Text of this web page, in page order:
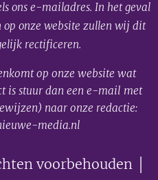
ons e-mailadres. In het geval
onze website zullen wij dit
rectificeren.
op onze website wat
is stuur dan een e-mail met
naar onze redactie:
media.nl
voorbehouden │